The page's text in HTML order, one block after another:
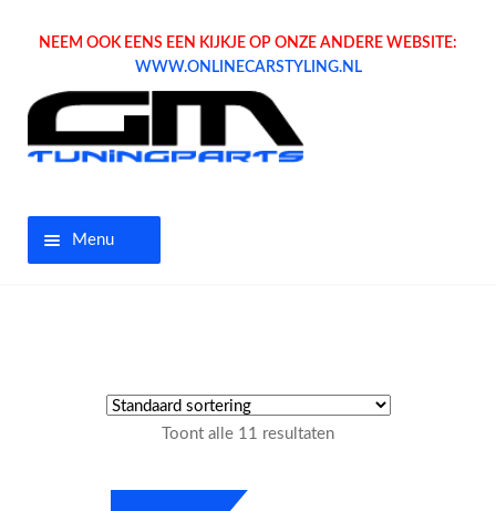
NEEM OOK EENS EEN KIJKJE OP ONZE ANDERE WEBSITE:
WWW.ONLINECARSTYLING.NL
Menu
Tuning parts
Toont alle 11 resultaten